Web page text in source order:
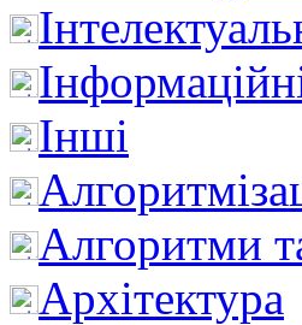
Інші
Алгоритми
Архітектура